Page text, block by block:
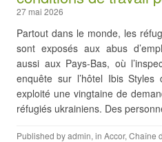
27 mai 2026
Partout dans le monde, les
sont exposés aux abus
aussi aux Pays-Bas, où
enquête sur l’hôtel Ibis Styles
exploité une vingtaine de
réfugiés ukrainiens. Des
Published byadmin, in Accor, Chaîne